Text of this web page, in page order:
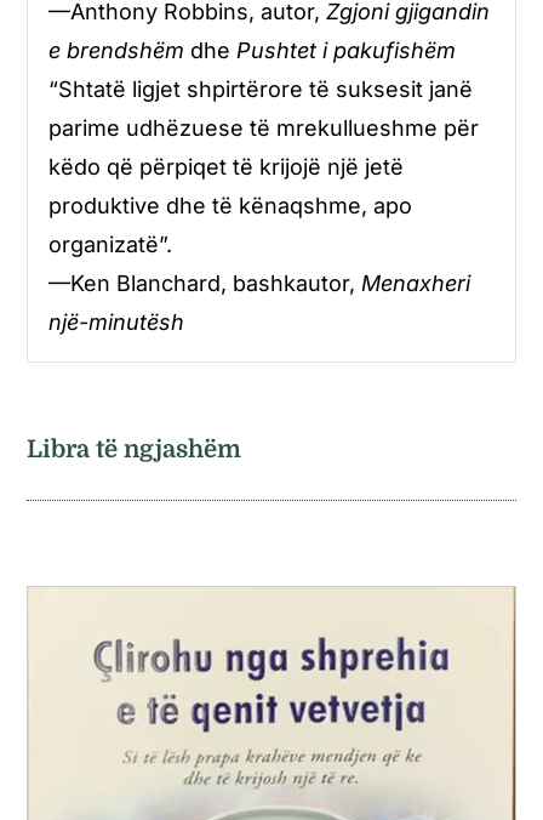
—Anthony Robbins, autor, Zgjoni gjigandin
e brendshëm dhe Pushtet i pakufishëm
“Shtatë ligjet shpirtërore të suksesit janë
parime udhëzuese të mrekullueshme për
këdo që përpiqet të krijojë një jetë
produktive dhe të kënaqshme, apo
organizatë”.
—Ken Blanchard, bashkautor, Menaxheri
një-minutësh
Libra të ngjashëm